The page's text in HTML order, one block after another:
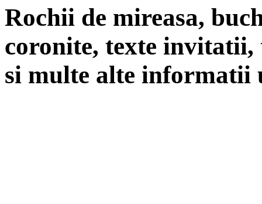
Rochii de mireasa,
coronite, texte
si multe alte informatii